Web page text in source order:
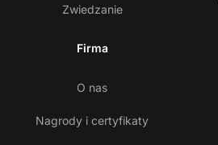
Zwiedzanie
Firma
O nas
Nagrody i certyfikaty